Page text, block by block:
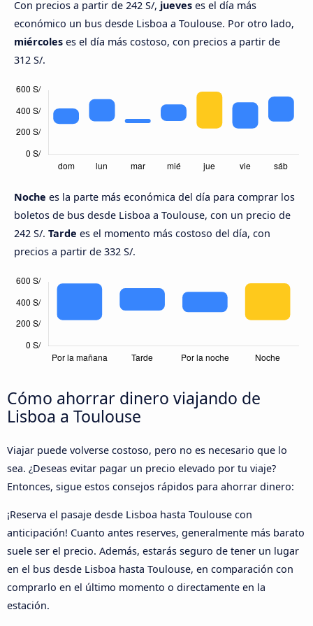
Con precios a partir de 242 S/, jueves es el día más
económico un bus desde Lisboa a Toulouse. Por otro lado,
miércoles es el día más costoso, con precios a partir de
312 S/.
Noche es la parte más económica del día para comprar los
boletos de bus desde Lisboa a Toulouse, con un precio de
242 S/. Tarde es el momento más costoso del día, con
precios a partir de 332 S/.
Cómo ahorrar dinero viajando de
Lisboa a Toulouse
Viajar puede volverse costoso, pero no es necesario que lo
sea. ¿Deseas evitar pagar un precio elevado por tu viaje?
Entonces, sigue estos consejos rápidos para ahorrar dinero:
¡Reserva el pasaje desde Lisboa hasta Toulouse con
anticipación! Cuanto antes reserves, generalmente más barato
suele ser el precio. Además, estarás seguro de tener un lugar
en el bus desde Lisboa hasta Toulouse, en comparación con
comprarlo en el último momento o directamente en la
estación.